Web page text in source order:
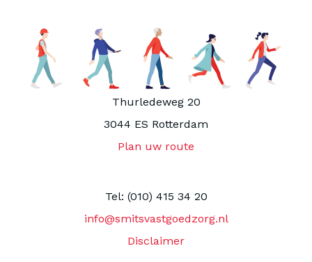
Thurledeweg 20
3044 ES Rotterdam
Plan uw route
Tel: (010) 415 34 20
info@smitsvastgoedzorg.nl
Disclaimer